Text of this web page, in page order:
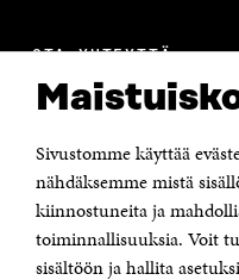
Sivustomme käyttää
nähdäksemme mistä
kiinnostuneita ja
toiminnallisuuksia. Voit
sisältöön ja hallita
OTA YHTEYTTÄ
Itämerenkatu 11-13, PL
00181 Helsinki
Puhelin +358 294 618
Sähköpostiosoite
Saapumisohjeet
Y-tunnus 0202132-3